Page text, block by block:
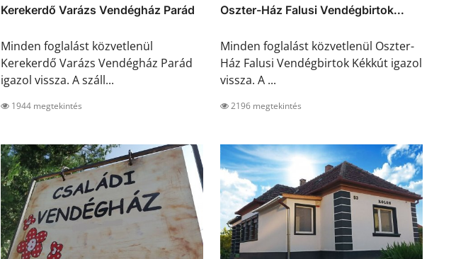
Kerekerdő Varázs Vendégház Parád
Minden foglalást közvetlenül
Kerekerdő Varázs Vendégház Parád
igazol vissza. A száll...
1944 megtekintés
Oszter-Ház Falusi Vendégbirtok...
Minden foglalást közvetlenül Oszter-
Ház Falusi Vendégbirtok Kékkút igazol
vissza. A ...
2196 megtekintés